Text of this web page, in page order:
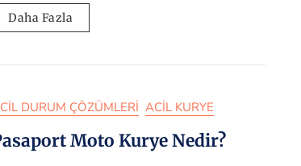
Daha Fazla
DURUM ÇÖZÜMLERI ACIL KURYE
Moto Kurye Nedir?